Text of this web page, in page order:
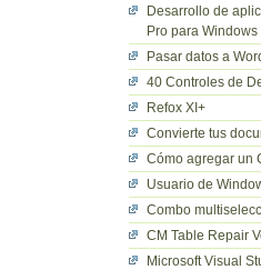
Desarrollo de
Pro para Windows
Pasar datos a
40 Controles de
Refox XI+
Convierte tus
Cómo agregar un
Usuario de
Combo
CM Table Repair
Microsoft Visual